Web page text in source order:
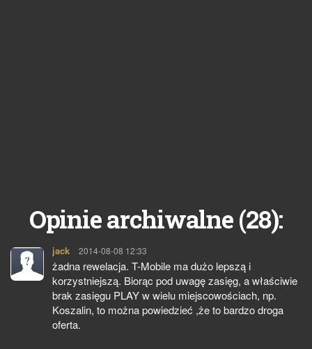
Opinie archiwalne (28):
jack pisze:
2014-08-08 12:33
żadna rewelacja. T-Mobile ma dużo lepszą i
korzystniejszą. Biorąc pod uwagę zasięg, a właściwie
brak zasięgu PLAY w wielu miejscowościach, np.
Koszalin, to można powiedzieć ,że to bardzo droga
oferta.